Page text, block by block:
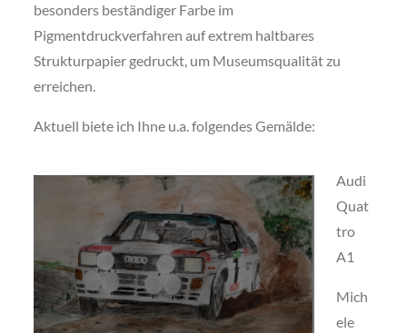
besonders beständiger Farbe im
Pigmentdruckverfahren auf extrem haltbares
Strukturpapier gedruckt, um Museumsqualität zu
erreichen.
Aktuell biete ich Ihne u.a. folgendes Gemälde:
Audi
Quat
tro
A1
Mich
ele